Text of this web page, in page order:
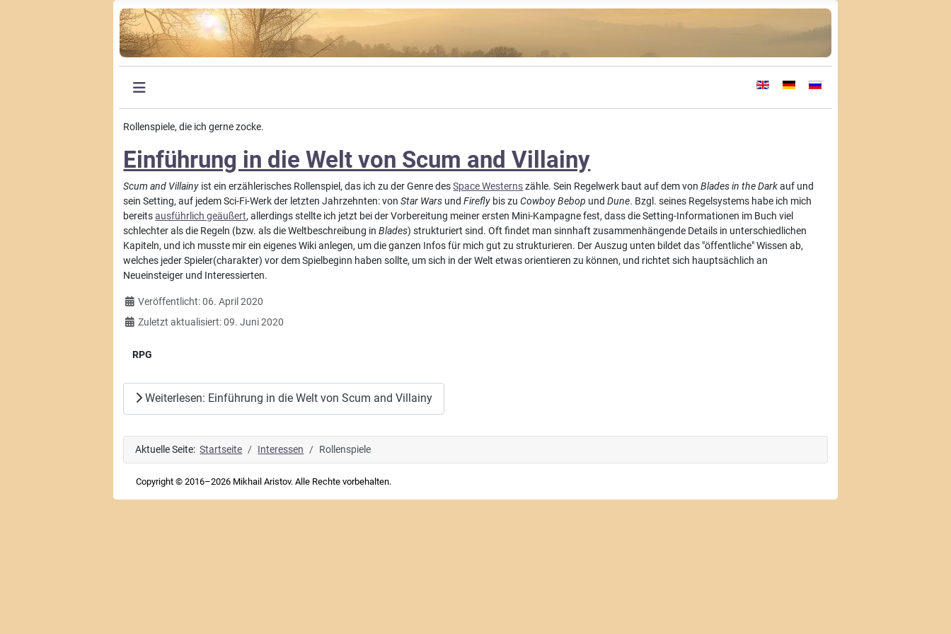
Sprache auswählen
Rollenspiele, die ich gerne zocke.
Einführung in die Welt von Scum and Villainy
Scum and Villainy ist ein erzählerisches Rollenspiel, das ich zu der Genre desSpace Westernszähle. Sein Regelwerk baut auf dem vonBlades in the Darkauf und
sein Setting, auf jedem Sci-Fi-Werk der letzten Jahrzehnten: vonStar Wars undFirefly bis zuCowboy Bebop undDune. Bzgl. seines Regelsystems habe ich mich
bereitsausführlich geäußert, allerdings stellte ich jetzt bei der Vorbereitung meiner ersten Mini-Kampagne fest, dass die Setting-Informationen im Buch viel
schlechter als die Regeln (bzw. als die Weltbeschreibung inBlades) strukturiert sind. Oft findet man sinnhaft zusammenhängende Details in unterschiedlichen
Kapiteln, und ich musste mir ein eigenes Wiki anlegen, um die ganzen Infos für mich gut zu strukturieren. Der Auszug unten bildet das "öffentliche" Wissen ab,
welches jeder Spieler(charakter) vor dem Spielbeginn haben sollte, um sich in der Welt etwas orientieren zu können, und richtet sich hauptsächlich an
Neueinsteiger und Interessierten.
Details
Veröffentlicht: 06. April 2020
Zuletzt aktualisiert: 09. Juni 2020
RPG
Weiterlesen: Einführung in die Welt von Scum and Villainy
Aktuelle Seite:Startseite Interessen Rollenspiele
Copyright © 2016–2026 Mikhail Aristov. Alle Rechte vorbehalten.